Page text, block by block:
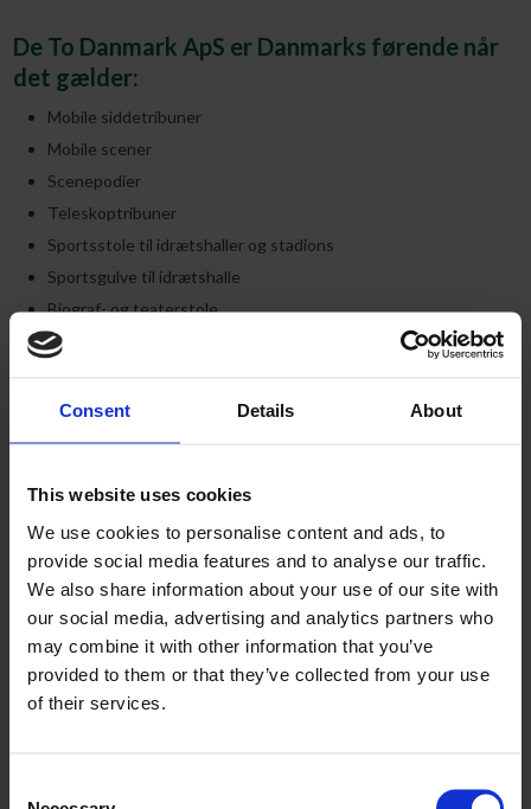
Consent Details About
This website uses cookies
We use cookies to personalise content and ads, to
provide social media features and to analyse our traffic.
We also share information about your use of our site with
our social media, advertising and analytics partners who
may combine it with other information that you’ve
provided to them or that they’ve collected from your use
of their services.
De To Danmark ApS er Danmarks førende når
det gælder:
​​Mobile siddetribuner
Mobile scener
Scenepodier
Teleskoptribuner
Sportsstole til idrætshaller og stadions
Sportsgulve til idrætshalle
​Biograf- og teaterstole
Stole og borde til kursus- og konferencecentre
Stole og borde til hoteller, caféer, restauranter
Mobilgulve til inden- og udendørs arrangementer​
Et lille udpluk af vores referencer​
Se alle vores referencer her
Referencer​